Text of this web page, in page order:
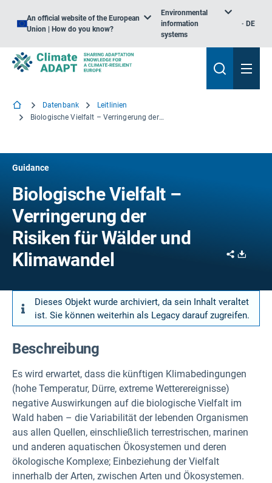
An official website of the European
Union | How do you know?
Environmental
information
systems
DE
Datenbank
Leitlinien
Biologische Vielfalt – Verringerung der Risiken für Wälder und Klimawandel
Guidance
Biologische Vielfalt –
Verringerung der
Risiken für Wälder und
Klimawandel
Share
Dieses Objekt wurde archiviert, da sein Inhalt veraltet
ist. Sie können weiterhin als Legacy darauf zugreifen.
Beschreibung
Es wird erwartet, dass die künftigen Klimabedingungen
(hohe Temperatur, Dürre, extreme Wetterereignisse)
negative Auswirkungen auf die biologische Vielfalt im
Wald haben – die Variabilität der lebenden Organismen
aus allen Quellen, einschließlich terrestrischen, marinen
und anderen aquatischen Ökosystemen und deren
ökologische Komplexe; Einbeziehung der Vielfalt
innerhalb der Arten, zwischen Arten und Ökosystemen.